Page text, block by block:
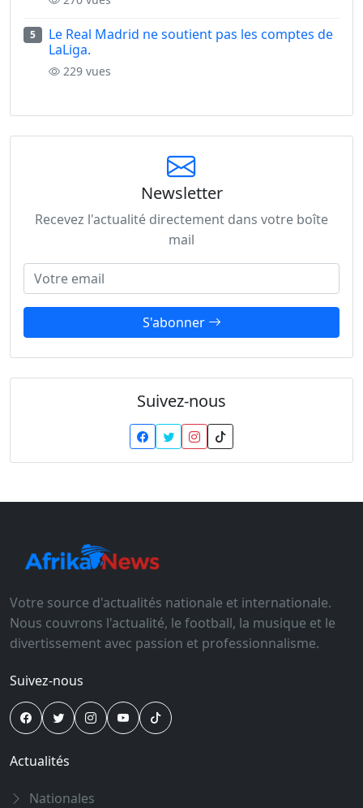
5
Le Real Madrid ne soutient pas les comptes de
LaLiga.
229 vues
Newsletter
Recevez l'actualité directement dans votre boîte
mail
S'abonner
Suivez-nous
Votre source d'actualités nationale et internationale.
Nous couvrons l'actualité, le football, la musique et le
divertissement avec passion et professionnalisme.
Suivez-nous
Actualités
Nationales